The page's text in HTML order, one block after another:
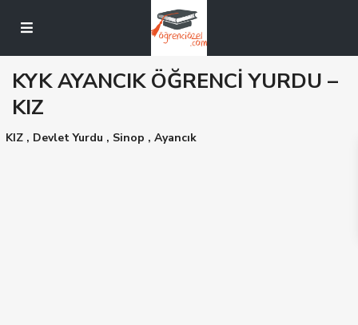
KYK AYANCIK ÖĞRENCİ YURDU –
KIZ
KIZ , Devlet Yurdu , Sinop , Ayancık